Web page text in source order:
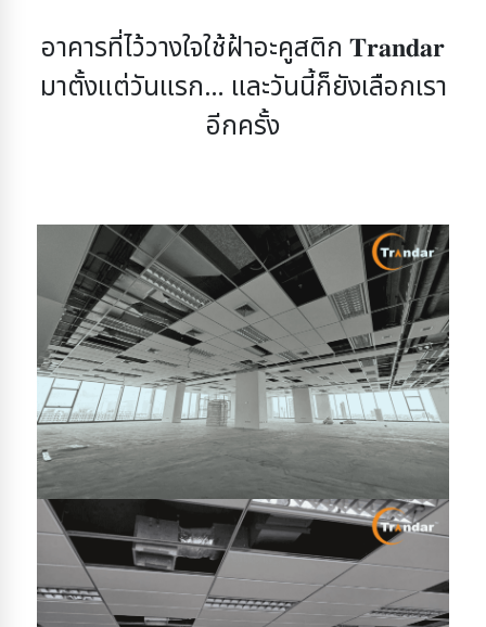
อาคารที่ไว้วางใจใช้ฝ้าอะคูสติก 𝐓𝐫𝐚𝐧𝐝𝐚𝐫
มาตั้งแต่วันแรก… และวันนี้ก็ยังเลือกเรา
อีกครั้ง